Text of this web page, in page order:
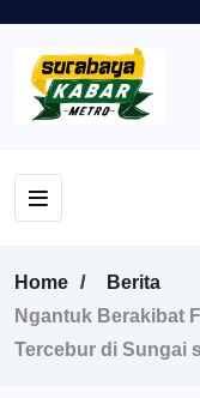
Home
Berita
Ngantuk Berakibat
Tercebur di Sungai